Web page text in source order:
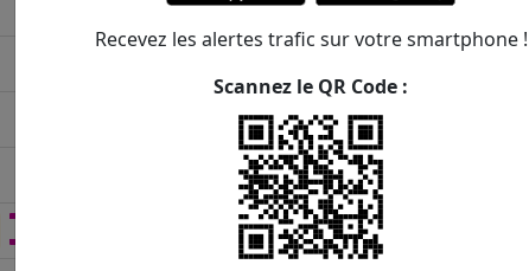
444m
Recevez les alertes trafic sur votre smartphone !
Scannez le QR Code :